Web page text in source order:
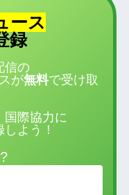
ース
録
信の
が無料で受け取
国際協力に
よう！